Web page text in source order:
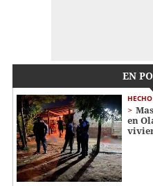
EN
HECHO
en